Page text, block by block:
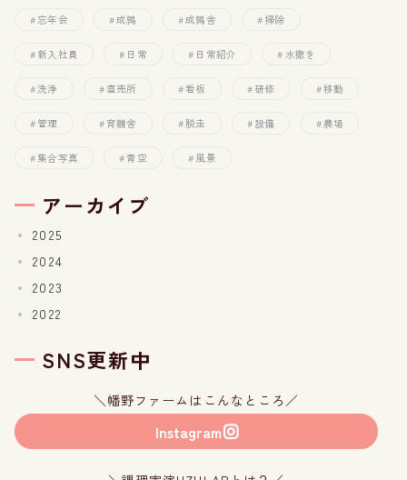
忘年会 成鶉 成鶉舎 掃除
新入社員 日常 日常紹介 水撒き
洗浄 直売所 看板 研修 移動
管理 育雛舎 脱走 設備 農場
集合写真 青空 風景
アーカイブ
2025
2024
2023
2022
SNS更新中
＼幡野ファームはこんなところ／
Instagram